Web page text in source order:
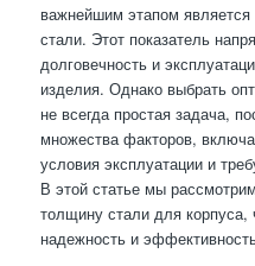
важнейшим этапом
стали. Этот показатель
долговечность и
изделия. Однако выбрать
не всегда простая задача,
множества факторов,
условия эксплуатации и
В этой статье мы
толщину стали для корпуса,
надежность и